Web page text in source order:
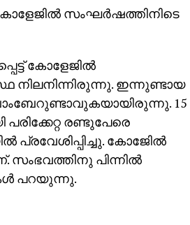
സംഘര്‍ഷത്തിനിടെ
കോളേജില്‍
നിലനിന്നിരുന്നു. ഇന്നുണ്ടായ
15
പരിക്കേറ്റ രണ്ടുപേരെ
കോജേില്‍
പിന്നില്‍
പറയുന്നു.